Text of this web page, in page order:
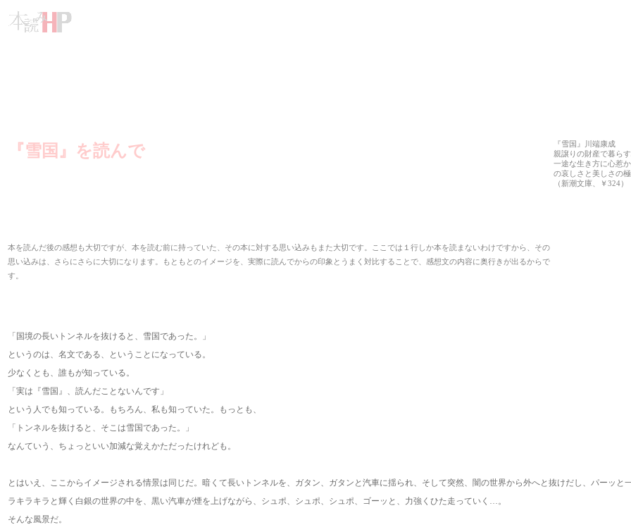
『雪国』を読んで
『雪国』川端康成
親譲りの財産で暮ら
一途な生き方に心惹
の哀しさと美しさの
（新潮文庫、￥324）
本を読んだ後の感想も大切ですが、本を読む前に持っていた、その本に対する思い込みもまた大切です。ここでは１行しか本を読まないわけですから、その
思い込みは、さらにさらに大切になります。もともとのイメージを、実際に読んでからの印象とうまく対比することで、感想文の内容に奥行きが出るからで
す。
「国境の長いトンネルを抜けると、雪国であった。」
というのは、名文である、ということになっている。
少なくとも、誰もが知っている。
「実は『雪国』、読んだことないんです」
という人でも知っている。もちろん、私も知っていた。もっとも、
「トンネルを抜けると、そこは雪国であった。」
なんていう、ちょっといい加減な覚えかただったけれども。
とはいえ、ここからイメージされる情景は同じだ。暗くて長いトンネルを、ガタン、ガタンと汽車に揺られ、そして突然、闇の世界から外へと抜けだし、パーッ
ラキラキラと輝く白銀の世界の中を、黒い汽車が煙を上げながら、シュポ、シュポ、シュポ、ゴーッと、力強くひた走っていく…。
そんな風景だ。